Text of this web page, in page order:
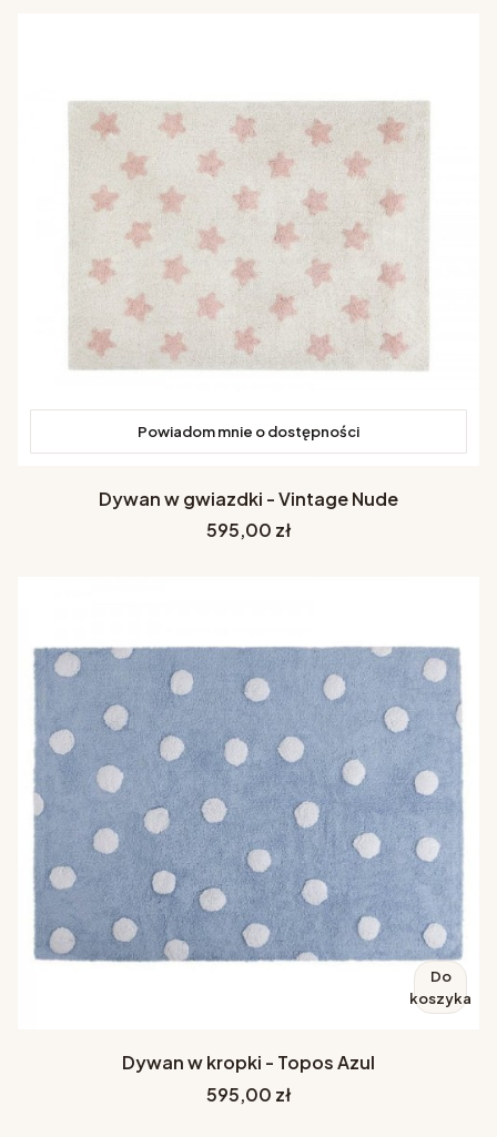
Powiadom mnie o dostępności
Dywan w gwiazdki - Vintage Nude
Cena
595,00 zł
Do
koszyka
Dywan w kropki - Topos Azul
Cena
595,00 zł